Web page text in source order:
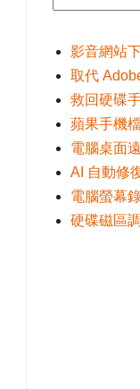
影音網站
取代
救回硬碟
蘋果手機
電腦桌面
AI 自動修
電腦螢幕
硬碟磁區